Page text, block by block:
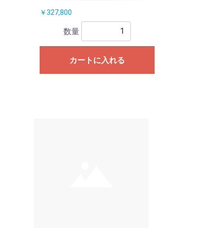
￥327,800
数量
カートに入れる